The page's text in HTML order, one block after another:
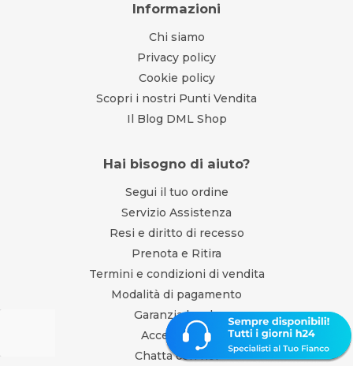
Informazioni
Chi siamo
Privacy policy
Cookie policy
Scopri i nostri Punti Vendita
Il Blog DML Shop
Hai bisogno di aiuto?
Segui il tuo ordine
Servizio Assistenza
Resi e diritto di recesso
Prenota e Ritira
Termini e condizioni di vendita
Modalità di pagamento
Garanzia legale
Accessibilità
Chatta con noi